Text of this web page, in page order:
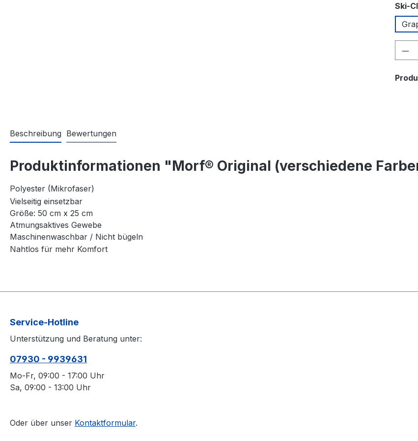
Ski-
Beschreibung Bewertungen
Produktinformationen "Morf® Original (verschiedene
Polyester (Mikrofaser)
Vielseitig einsetzbar
Größe: 50 cm x 25 cm
Atmungsaktives Gewebe
Maschinenwaschbar / Nicht bügeln
Nahtlos für mehr Komfort
Service-Hotline
Unterstützung und Beratung unter:
07930 - 9939631
Mo-Fr, 09:00 - 17:00 Uhr
Sa, 09:00 - 13:00 Uhr
Oder über unser Kontaktformular.